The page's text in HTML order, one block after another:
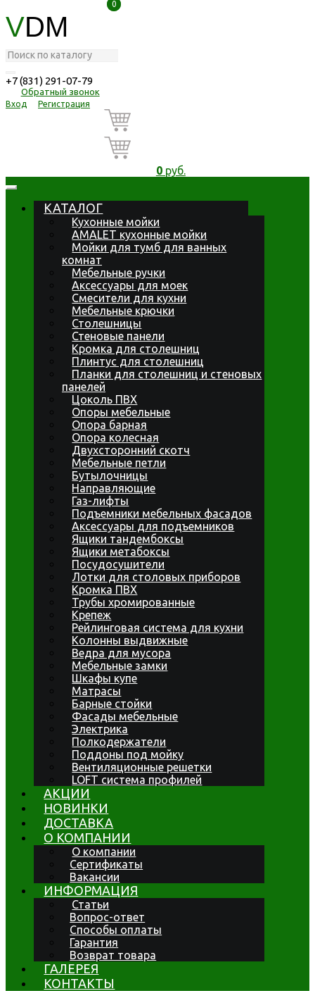
VDM
+7 (831) 291-07-79
Обратный звонок
Вход Регистрация
0
0
0руб.
КАТАЛОГ
Кухонные мойки
AMALET кухонные мойки
Мойки для тумб для ванных
комнат
Мебельные ручки
Аксессуары для моек
Смесители для кухни
Мебельные крючки
Столешницы
Стеновые панели
Кромка для столешниц
Плинтус для столешниц
Планки для столешниц и стеновых
панелей
Цоколь ПВХ
Опоры мебельные
Опора барная
Опора колесная
Двухсторонний скотч
Мебельные петли
Бутылочницы
Направляющие
Газ-лифты
Подъемники мебельных фасадов
Аксессуары для подъемников
Ящики тандембоксы
Ящики метабоксы
Посудосушители
Лотки для столовых приборов
Кромка ПВХ
Трубы хромированные
Крепеж
Рейлинговая система для кухни
Колонны выдвижные
Ведра для мусора
Мебельные замки
Шкафы купе
Матрасы
Барные стойки
Фасады мебельные
Электрика
Полкодержатели
Поддоны под мойку
Вентиляционные решетки
LOFT система профилей
АКЦИИ
НОВИНКИ
ДОСТАВКА
О КОМПАНИИ
О компании
Сертификаты
Вакансии
ИНФОРМАЦИЯ
Статьи
Вопрос-ответ
Способы оплаты
Гарантия
Возврат товара
ГАЛЕРЕЯ
КОНТАКТЫ